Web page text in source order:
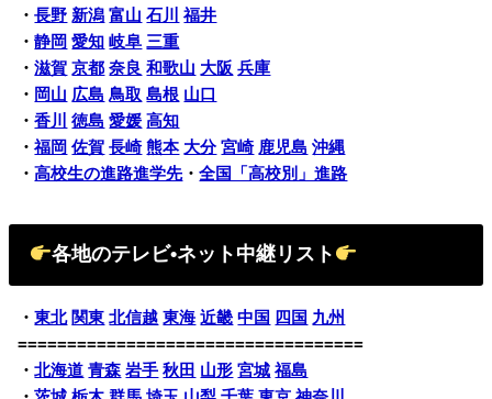
・長野 新潟 富山 石川
福井
・静岡 愛知 岐阜 三重
・滋賀 京都 奈良 和歌山 大阪 兵庫
・ 岡山 広島 鳥取 島根 山口
・香川 徳島 愛媛 高知
・福岡 佐賀 長崎 熊本 大分 宮崎 鹿児島 沖縄
・高校生の進路進学先・全国「高校別」進路
各地のテレビ•ネット中継リスト
・東北 関東 北信越 東海 近畿 中国 四国 九州
===================================
・北海道 青森 岩手 秋田 山形 宮城 福島